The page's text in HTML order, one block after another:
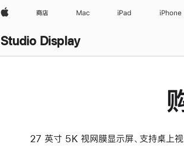
Apple 商店 Mac iPad iPhone
Studio Display
27 英寸 5K 视网膜显示屏、支持桌上